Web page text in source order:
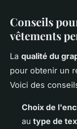
Conseils
vêtements
La qualité du
pour obtenir un
Voici des
Choix de
au type de